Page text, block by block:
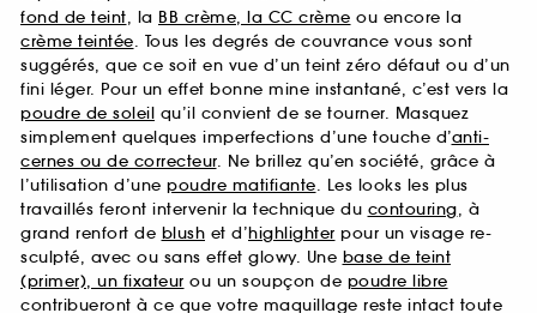
fond de teint, la BB crème, la CC crème ou encore la
crème teintée. Tous les degrés de couvrance vous sont
suggérés, que ce soit en vue d’un teint zéro défaut ou d’un
fini léger. Pour un effet bonne mine instantané, c’est vers la
poudre de soleil qu’il convient de se tourner. Masquez
simplement quelques imperfections d’une touche d’anti-
cernes ou de correcteur. Ne brillez qu’en société, grâce à
l’utilisation d’une poudre matifiante. Les looks les plus
travaillés feront intervenir la technique du contouring, à
grand renfort de blush et d’highlighter pour un visage re-
sculpté, avec ou sans effet glowy. Une base de teint
(primer), un fixateur ou un soupçon de poudre libre
contribueront à ce que votre maquillage reste intact toute